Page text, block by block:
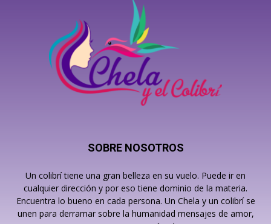
SOBRE NOSOTROS
Un colibrí tiene una gran belleza en su vuelo. Puede ir en
cualquier dirección y por eso tiene dominio de la materia.
Encuentra lo bueno en cada persona. Un Chela y un colibrí se
unen para derramar sobre la humanidad mensajes de amor,